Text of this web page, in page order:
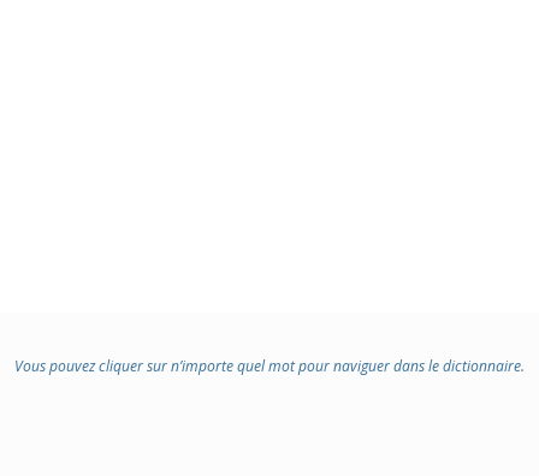
Vous pouvez cliquer sur n’importe quel mot pour naviguer dans le dictionnaire.